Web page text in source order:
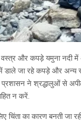
वस्त्र और कपड़े यमुना नदी
डाले जा रहे कपड़े और अन्य
प्रशासन ने श्रद्धालुओं से
न करें.
का कारण बनती जा